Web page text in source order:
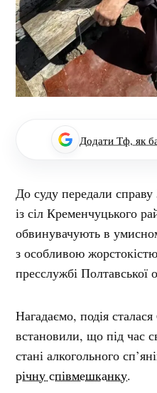
Додати Тф, як
До суду передали
із сіл Кременчуцького
обвинувачують в
з особливою
пресслужбі Полтавської
Нагадаємо, подія
встановили, що під час
стані алкогольного
річну співмешканку.